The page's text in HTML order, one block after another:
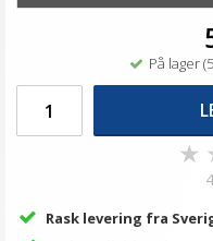
På lager
★
Rask levering fra